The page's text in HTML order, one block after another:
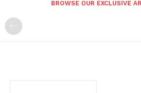
BROWSE OUR EXCLUSIVE